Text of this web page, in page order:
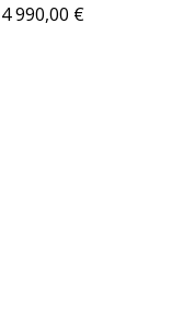
4 990,00 €